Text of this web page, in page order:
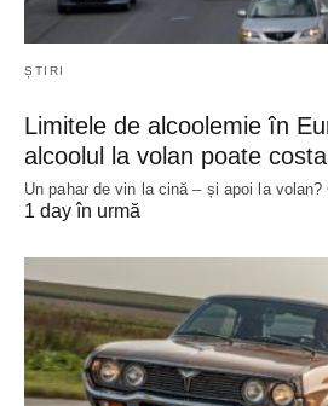
ȘTIRI
Limitele de alcoolemie în
alcoolul la volan poate
Un pahar de vin la cină – și apoi la volan?
1 day în urmă